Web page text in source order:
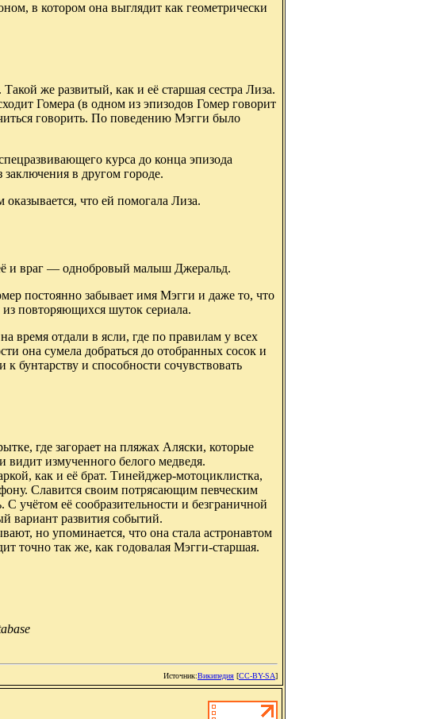
в котором она выглядит как геометрически
же развитый, как и её старшая сестра Лиза.
Гомера (в одном из эпизодов Гомер говорит
говорить. По поведению Мэгги было
курса до конца эпизода
в другом городе.
что ей помогала Лиза.
и враг — однобровый малыш Джеральд.
постоянно забывает имя Мэгги и даже то, что
из повторяющихся шуток сериала.
время отдали в ясли, где по правилам у всех
она сумела добраться до отобранных сосок и
бунтарству и способности сочувствовать
где загорает на пляжах Аляски, которые
видит измученного белого медведя.
как и её брат. Тинейджер-мотоциклистка,
Славится своим потрясающим певческим
учётом её сообразительности и безграничной
вариант развития событий.
но упоминается, что она стала астронавтом
точно так же, как годовалая Мэгги-старшая.
Источник:Википедия [CC-BY-SA]